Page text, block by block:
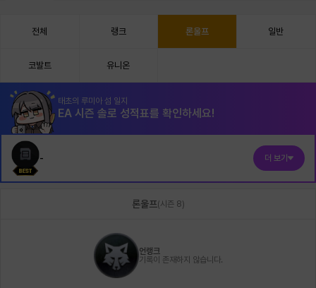
전체 랭크 론울프 일반
코발트 유니온
태초의 루미아 섬 일지
EA 시즌 솔로 성적표를 확인하세요!
- 더 보기
론울프(시즌 8)
언랭크
기록이 존재하지 않습니다.